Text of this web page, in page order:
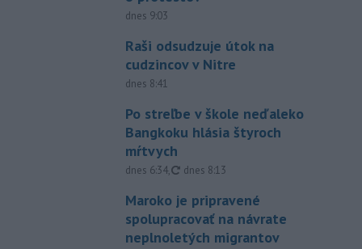
dnes 9:03
Raši odsudzuje útok na
cudzincov v Nitre
dnes 8:41
Po streľbe v škole neďaleko
Bangkoku hlásia štyroch
mŕtvych
dnes 6:34, aktualizované
dnes 8:13
Maroko je pripravené
spolupracovať na návrate
neplnoletých migrantov